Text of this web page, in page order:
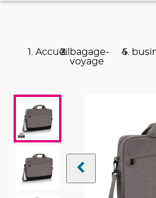
Accueil bagage-
voyage